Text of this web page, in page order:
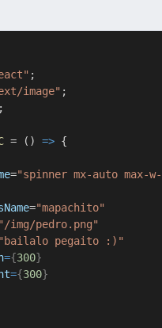
;
image" ;
;
= ( ) => {
="spinner mx-auto max-
="mapachito"
" /img/pedro.png"
" bailalo pegaito :) "
={300}
={300}